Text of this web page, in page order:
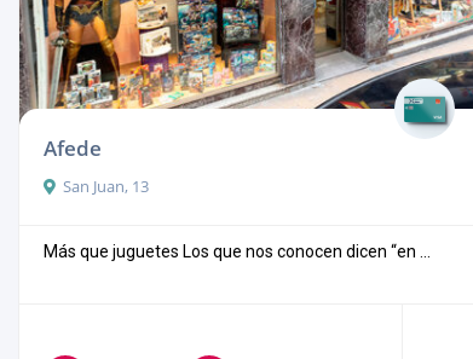
Afede
San Juan, 13
Más que juguetes Los que nos conocen dicen “en ...